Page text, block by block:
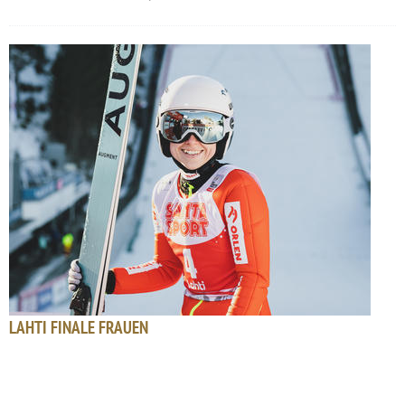
LAHTI FINALE FRAUEN